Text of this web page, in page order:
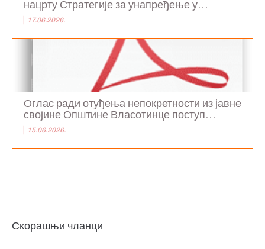
нацрту Стратегије за унапређење у...
17.06.2026.
Оглас ради отуђења непокретности из јавне
својине Општине Власотинце поступ...
15.06.2026.
Скорашњи чланци